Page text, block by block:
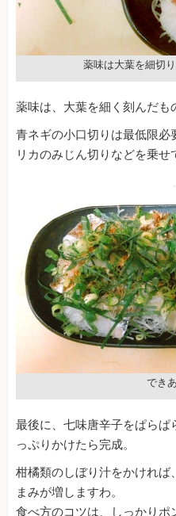
薬味は大葉を細切
薬味は、大葉を細く刻んだも
青ネギの小口切りは最低限
リカのみじん切りなどを乗せ
でき
最後に、七味唐辛子をぱらぱ
っぷりかけたら完成。
柑橘類のしぼり汁をかければ
まみが増しますわ。
食べ方のコツは、しっかりポ